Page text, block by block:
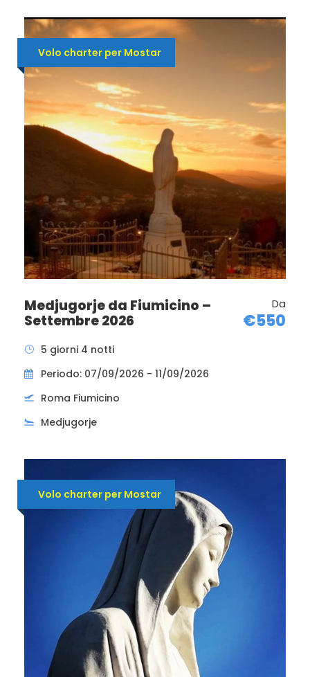
Volo charter per Mostar
Medjugorje da Fiumicino –
Settembre 2026
Da
€550
5 giorni 4 notti
Periodo: 07/09/2026 - 11/09/2026
Roma Fiumicino
Medjugorje
Volo charter per Mostar